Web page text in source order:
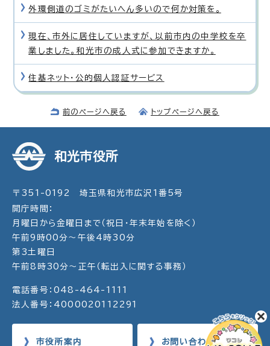
外環側道のゴミがたいへん多いので何か対策を。
現在、市外に居住していますが、以前市内の中学校を卒
業しました。和光市の成人式に参加できますか。
住基ネット・公的個人認証サービス
前のページへ戻る トップページへ戻る
和光市役所
〒351-0192 埼玉県和光市広沢1番5号
開庁時間：
月曜日から金曜日まで（祝日・年末年始を除く）
午前9時00分～午後4時30分
第3土曜日
午前8時30分～正午（転出入に関する事務）
電話番号：048-464-1111
法人番号：4000020112291
市役所案内 お問い合わせ